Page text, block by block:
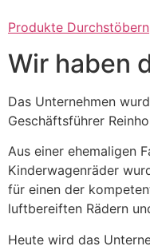
Produkte Durchstöbern
Wir haben
Das Unternehmen
Geschäftsführer
Aus einer ehemaligen
Kinderwagenräder
für einen der
luftbereiften Rädern
Heute wird das